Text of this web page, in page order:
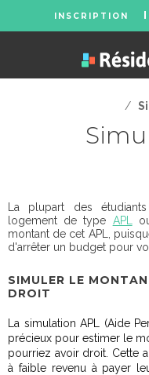
INSCRIPTION
/
La plupart des
logement de type APL
montant de cet APL,
d'arrêter un budget pour
SIMULER LE
DROIT
La simulation APL (Aide
précieux pour estimer le
pourriez avoir droit. Cette
à faible revenu à payer